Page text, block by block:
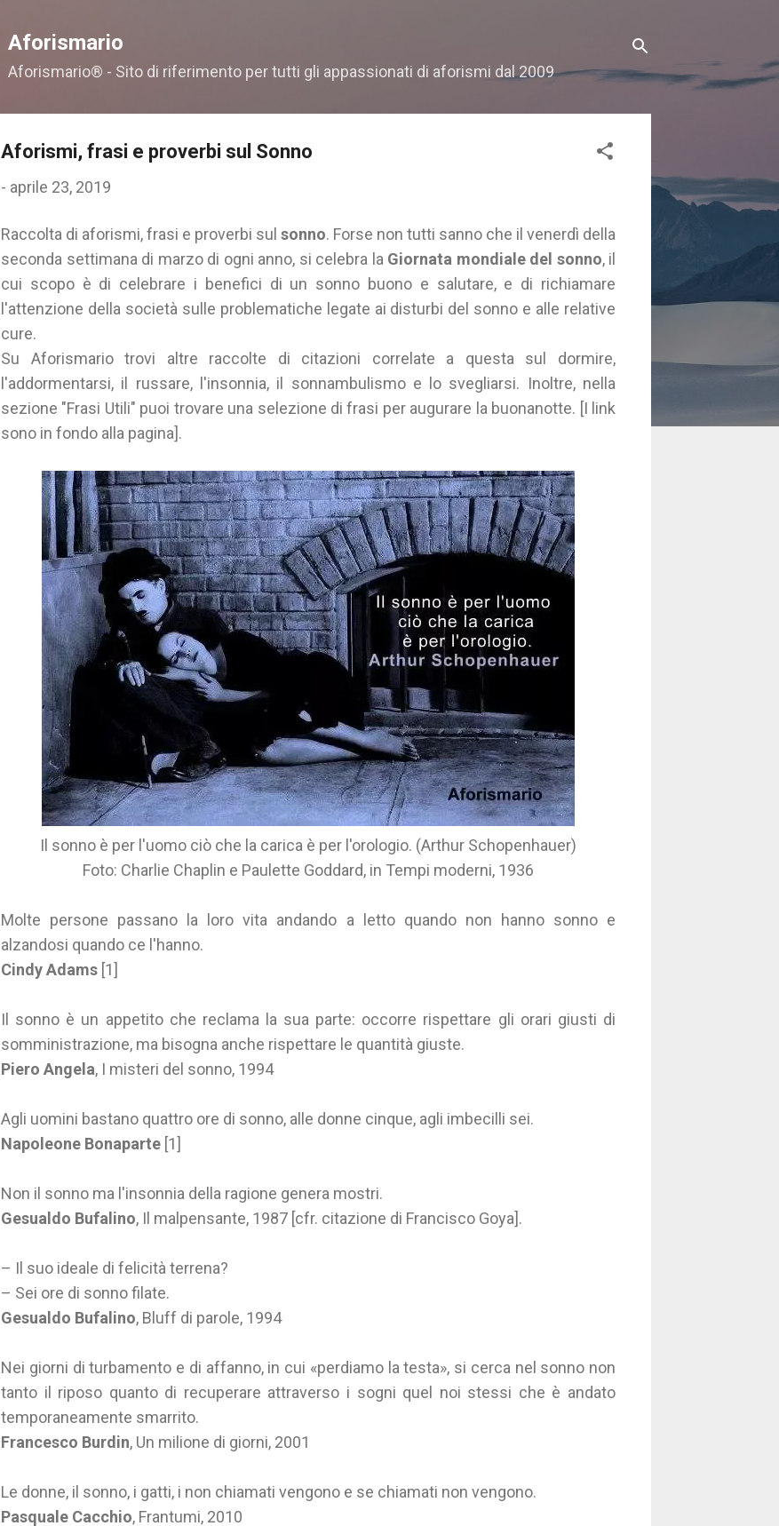
Aforismario
Aforismario® - Sito di riferimento per tutti gli appassionati di aforismi dal 2009
Aforismi, frasi e proverbi sul Sonno
- aprile 23, 2019
Raccolta di aforismi, frasi e proverbi sul sonno. Forse non tutti sanno che il venerdì della
seconda settimana di marzo di ogni anno, si celebra la Giornata mondiale del sonno, il
cui scopo è di celebrare i benefici di un sonno buono e salutare, e di richiamare
l'attenzione della società sulle problematiche legate ai disturbi del sonno e alle relative
cure.
Su Aforismario trovi altre raccolte di citazioni correlate a questa sul dormire,
l'addormentarsi, il russare, l'insonnia, il sonnambulismo e lo svegliarsi. Inoltre, nella
sezione "Frasi Utili" puoi trovare una selezione di frasi per augurare la buonanotte. [I link
sono in fondo alla pagina].
Il sonno è per l'uomo ciò che la carica è per l'orologio. (Arthur Schopenhauer)
Foto: Charlie Chaplin e Paulette Goddard, in Tempi moderni, 1936
Molte persone passano la loro vita andando a letto quando non hanno sonno e
alzandosi quando ce l'hanno.
Cindy Adams [1]
Il sonno è un appetito che reclama la sua parte: occorre rispettare gli orari giusti di
somministrazione, ma bisogna anche rispettare le quantità giuste.
Piero Angela, I misteri del sonno, 1994
Agli uomini bastano quattro ore di sonno, alle donne cinque, agli imbecilli sei.
Napoleone Bonaparte [1]
Non il sonno ma l'insonnia della ragione genera mostri.
Gesualdo Bufalino, Il malpensante, 1987 [cfr. citazione di Francisco Goya].
– Il suo ideale di felicità terrena?
– Sei ore di sonno filate.
Gesualdo Bufalino, Bluff di parole, 1994
Nei giorni di turbamento e di affanno, in cui «perdiamo la testa», si cerca nel sonno non
tanto il riposo quanto di recuperare attraverso i sogni quel noi stessi che è andato
temporaneamente smarrito.
Francesco Burdin, Un milione di giorni, 2001
Le donne, il sonno, i gatti, i non chiamati vengono e se chiamati non vengono.
Pasquale Cacchio, Frantumi, 2010